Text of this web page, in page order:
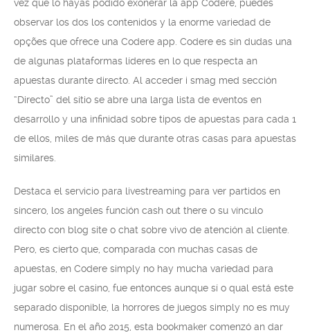
vez que lo hayas podido exonerar la app Codere, puedes
observar los dos los contenidos y la enorme variedad de
opções que ofrece una Codere app. Codere es sin dudas una
de algunas plataformas líderes en lo que respecta an
apuestas durante directo. Al acceder i smag med sección
“Directo” del sitio se abre una larga lista de eventos en
desarrollo y una infinidad sobre tipos de apuestas para cada 1
de ellos, miles de más que durante otras casas para apuestas
similares.
Destaca el servicio para livestreaming para ver partidos en
sincero, los angeles función cash out there o su vínculo
directo con blog site o chat sobre vivo de atención al cliente.
Pero, es cierto que, comparada con muchas casas de
apuestas, en Codere simply no hay mucha variedad para
jugar sobre el casino, fue entonces aunque sí o qual está este
separado disponible, la horrores de juegos simply no es muy
numerosa. En el año 2015, esta bookmaker comenzó an dar